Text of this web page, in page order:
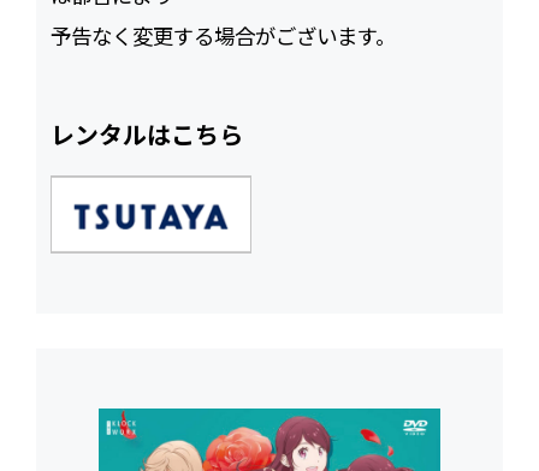
予告なく変更する場合がございます。
レンタルはこちら